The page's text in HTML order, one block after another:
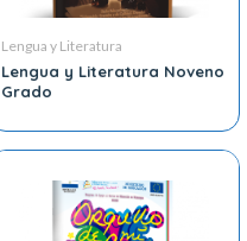
Lengua y Literatura
Lengua y Literatura Noveno
Grado